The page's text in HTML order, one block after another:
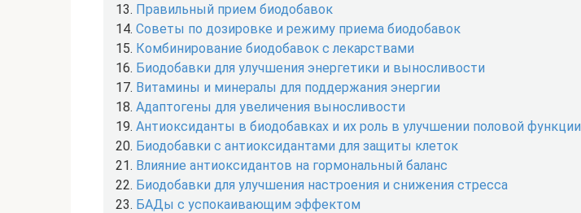
Правильный прием биодобавок
Советы по дозировке и режиму приема биодобавок
Комбинирование биодобавок с лекарствами
Биодобавки для улучшения энергетики и выносливости
Витамины и минералы для поддержания энергии
Адаптогены для увеличения выносливости
Антиоксиданты в биодобавках и их роль в улучшении половой функции
Биодобавки с антиоксидантами для защиты клеток
Влияние антиоксидантов на гормональный баланс
Биодобавки для улучшения настроения и снижения стресса
БАДы с успокаивающим эффектом